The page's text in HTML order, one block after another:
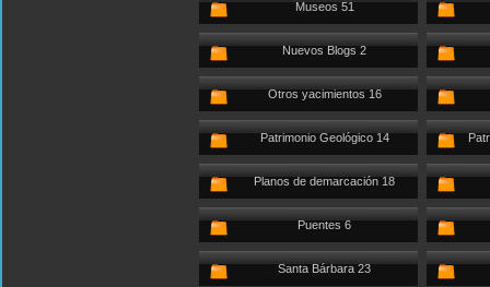
Museos 51
Nuevos Blogs 2
Otros yacimientos 16
Patrimonio Geológico 14
Planos de demarcación 18
Puentes 6
Santa Bárbara 23